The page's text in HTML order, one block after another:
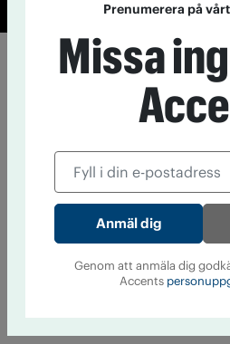
Prenumerera på
Missa
Genom att anmäla dig
Accents